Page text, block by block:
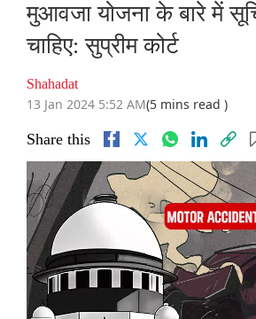
मुआवजा योजना के बारे में
चाहिए: सुप्रीम कोर्ट
Shahadat
13 Jan 2024 5:52 AM(5 mins read )
Share this